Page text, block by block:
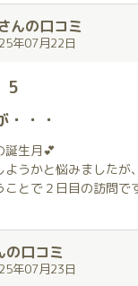
気感に心がすっと落
今回の会話はいつもよ
話を交わしながらの
体でいられることが
は少し重めの話題を
うな感情や弱さも穂
えを出そうとはせず
ってもらっているよ
えました。
様のお陰だと思って
これからも穂香様一
しくお願い申し上げま
んの口コミ
年07月22日
5
・・
誕生月💕
ようかと悩みましたが
とで２日目の訪問で
が短いから、会えな
れが思った以上に苦
口コミ
年07月23日